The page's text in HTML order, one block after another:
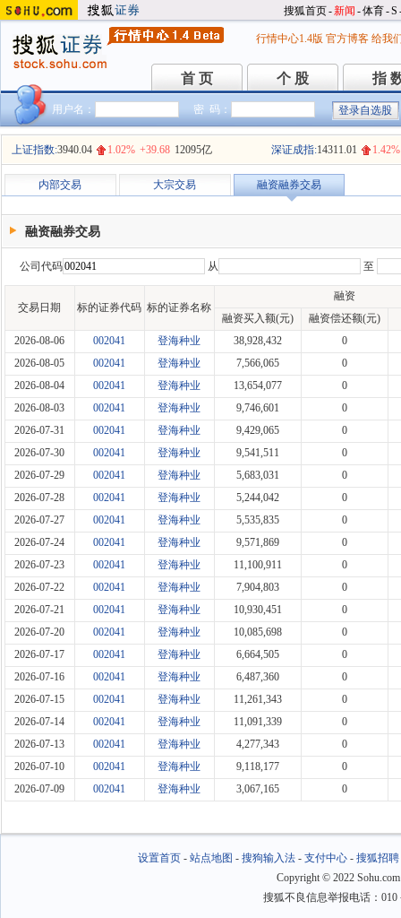
搜狐首页-新闻 -体育-S
行情中心1.4版 官方博客 给我
首 页
首 页 个 股
个 股 指
指
用户名： 密 码：
上证指数:3940.04 1.02% +39.68 12095亿 深证成指:14311.01 1.42%
内部交易 大宗交易 融资融券交易
融资融券交易
公司代码 从 至
交易日期 标的证券代码 标的证券名称
融资
融资买入额(元)
融资偿还额(元)
2026-08-06
002041 登海种业 38,928,432
0
2026-08-05
002041 登海种业 7,566,065
0
2026-08-04
002041 登海种业 13,654,077
0
2026-08-03
002041 登海种业 9,746,601
0
2026-07-31
002041 登海种业 9,429,065
0
2026-07-30
002041 登海种业 9,541,511
0
2026-07-29
002041 登海种业 5,683,031
0
2026-07-28
002041 登海种业 5,244,042
0
2026-07-27
002041 登海种业 5,535,835
0
2026-07-24
002041 登海种业 9,571,869
0
2026-07-23
002041 登海种业 11,100,911
0
2026-07-22
002041 登海种业 7,904,803
0
2026-07-21
002041 登海种业 10,930,451
0
2026-07-20
002041 登海种业 10,085,698
0
2026-07-17
002041 登海种业 6,664,505
0
2026-07-16
002041 登海种业 6,487,360
0
2026-07-15
002041 登海种业 11,261,343
0
2026-07-14
002041 登海种业 11,091,339
0
2026-07-13
002041 登海种业 4,277,343
0
2026-07-10
002041 登海种业 9,118,177
0
2026-07-09
002041 登海种业 3,067,165 0
设置首页 -站点地图 -搜狗输入法 -支付中心 -搜狐招聘
Copyright © 2022
搜狐不良信息举报电话：010